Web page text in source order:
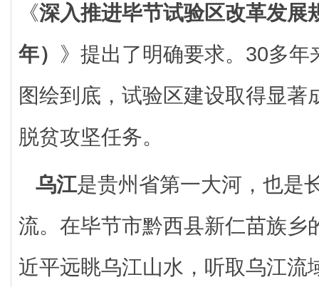
《深入推进毕节试验区改革发展
年） 》提出了明确要求。30多年
图绘到底，试验区建设取得显著
脱贫攻坚任务。
乌江是贵州省第一大河，也是
流。在毕节市黔西县新仁苗族乡
近平远眺乌江山水，听取乌江流